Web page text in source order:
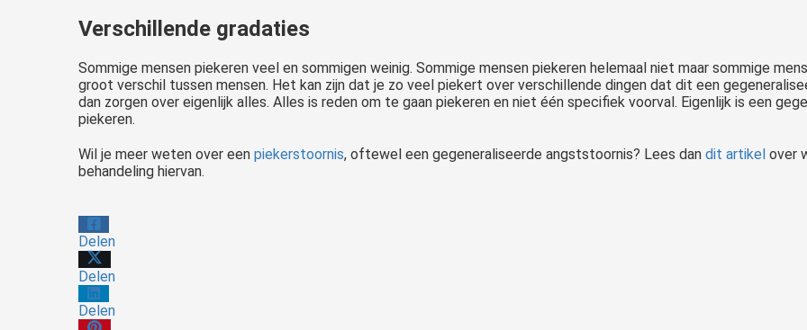
Verschillende gradaties
Sommige mensen piekeren veel en sommigen weinig. Sommige mensen piekeren helemaal niet maar sommige
groot verschil tussen mensen. Het kan zijn dat je zo veel piekert over verschillende dingen dat dit een
dan zorgen over eigenlijk alles. Alles is reden om te gaan piekeren en niet één specifiek voorval. Eigenlijk is een
piekeren.
Wil je meer weten over een piekerstoornis, oftewel een gegeneraliseerde angststoornis? Lees dan dit artikel over
behandeling hiervan.
Delen
Delen
Delen